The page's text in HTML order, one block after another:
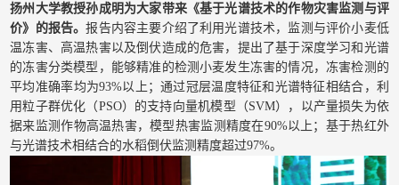
扬州大学教授孙成明为大家带来《基于光谱技术的作物灾害监测与评
价》的报告。报告内容主要介绍了利用光谱技术，监测与评价小麦低
温冻害、高温热害以及倒伏造成的危害，提出了基于深度学习和光谱
的冻害分类模型，能够精准的检测小麦发生冻害的情况，冻害检测的
平均准确率均为93%以上；通过冠层温度特征和光谱特征相结合，利
用粒子群优化（PSO）的支持向量机模型（SVM），以产量损失为依
据来监测作物高温热害，模型热害监测精度在90%以上；基于热红外
与光谱技术相结合的水稻倒伏监测精度超过97%。